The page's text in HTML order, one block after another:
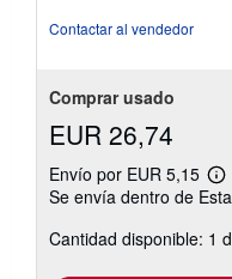
Contactar al vendedor
Comprar usado
EUR 26,74
Envío por EUR 5,15
Se envía dentro de
Cantidad disponible: 1